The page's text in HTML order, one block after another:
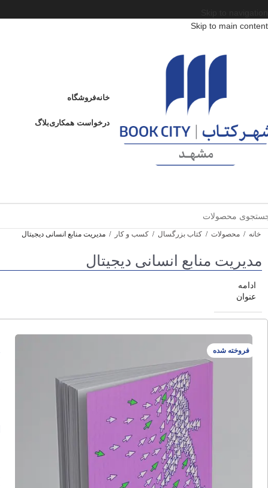
Skip to main content
خانهفروشگاه
درخواست همکاریبلاگ
خانه / محصولات / کتاب بزرگسال / کسب و کار / مدیریت منابع انسانی دیجیتال
مدیریت منابع انسانی دیجیتال
ادامه
عنوان
فروخته شده